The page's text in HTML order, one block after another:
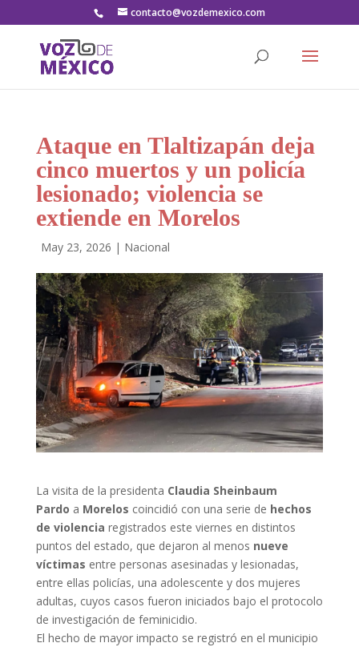
contacto@vozdemexico.com
Ataque en Tlaltizapán deja
cinco muertos y un policía
lesionado; violencia se
extiende en Morelos
May 23, 2026 | Nacional
La visita de la presidenta Claudia Sheinbaum
Pardo a Morelos coincidió con una serie de hechos
de violencia registrados este viernes en distintos
puntos del estado, que dejaron al menos nueve
víctimas entre personas asesinadas y lesionadas,
entre ellas policías, una adolescente y dos mujeres
adultas, cuyos casos fueron iniciados bajo el protocolo
de investigación de feminicidio.
El hecho de mayor impacto se registró en el municipio